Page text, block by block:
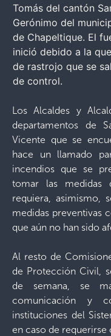
Tomás del cantón
Gerónimo del
de Chapeltique. El
inició debido a la
de rastrojo que se
de control.
Los Alcaldes y
departamentos de
Vicente que se
hace un llamado
incendios que se
tomar las medidas
requiera, asimismo,
medidas preventivas
que aún no han sido
Al resto de
de Protección Civil,
de semana, se
comunicación y
instituciones del
en caso de